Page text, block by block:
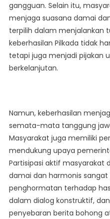
gangguan. Selain itu,
menjaga suasana damai
terpilih dalam menjalankan
keberhasilan Pilkada tidak
tetapi juga menjadi pijakan
berkelanjutan.
Namun, keberhasilan
semata-mata tanggung
Masyarakat juga memiliki
mendukung upaya
Partisipasi aktif masyarakat
damai dan harmonis sangat
penghormatan terhadap
dalam dialog konstruktif,
penyebaran berita bohong